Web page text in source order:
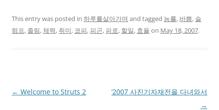
This entry was posted in 하루를살아가며 and tagged 능률, 바쁨, 슬
럼프, 졸림,체력, 취미, 코피, 피곤, 피로, 할일, 효율 on May 18, 2007.
Post
← Welcome to Struts 2
‘2007 사진기자재전을 다녀와서
→